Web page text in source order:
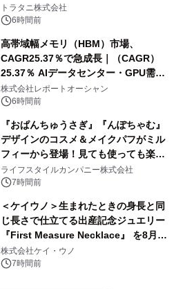
トラタニ株式会社
6時間前
高帯域幅メモリ（HBM）市場、
CAGR25.37％で急成長｜（CAGR）
25.37％ AIデータセンター・GPU需要
拡大が2035年の市場成長を牽引
株式会社レポートオーシャン
6時間前
『おぱんちゅうさぎ』『んぽちゃむ』
デザインのコスメ＆メイクパフがミル
フィーから登場！見ても使っても楽し
い、ポップでキュートなコレクショ
ン。
ライフスタイルカンパニー株式会社
7時間前
＜ケイウノ＞生まれたときの身長と同
じ長さで仕立てる出産記念ジュエリー
『First Measure Necklace』 を8月14
日(金)に発売
株式会社ケイ・ウノ
7時間前